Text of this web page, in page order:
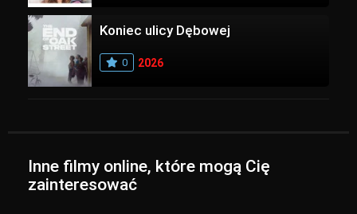
Koniec ulicy Dębowej
0 2026
Inne filmy online, które mogą Cię
zainteresować